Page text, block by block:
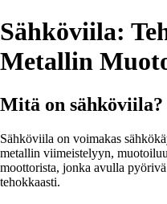
Sähköviila:
Metallin
Mitä on sähköviila?
Sähköviila on voimakas
metallin viimeistelyyn,
moottorista, jonka avulla
tehokkaasti.